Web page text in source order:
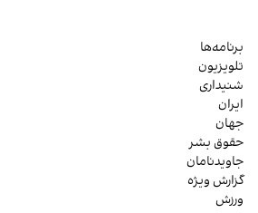
برنامه‌ها
تلویزیون
شنیداری
ایران
جهان
حقوق بشر
جاویدنامان
گزارش ویژه
ورزش